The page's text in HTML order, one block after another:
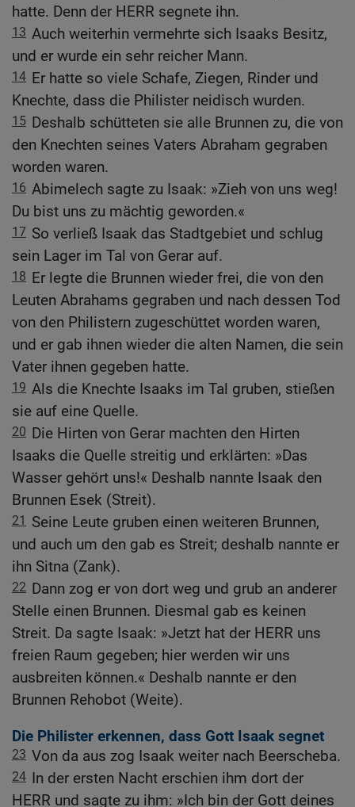
hatte. Denn der HERR segnete ihn.
13 Auch weiterhin vermehrte sich Isaaks Besitz,
und er wurde ein sehr reicher Mann.
14 Er hatte so viele Schafe, Ziegen, Rinder und
Knechte, dass die Philister neidisch wurden.
15 Deshalb schütteten sie alle Brunnen zu, die von
den Knechten seines Vaters Abraham gegraben
worden waren.
16 Abimelech sagte zu Isaak: »Zieh von uns weg!
Du bist uns zu mächtig geworden.«
17 So verließ Isaak das Stadtgebiet und schlug
sein Lager im Tal von Gerar auf.
18 Er legte die Brunnen wieder frei, die von den
Leuten Abrahams gegraben und nach dessen Tod
von den Philistern zugeschüttet worden waren,
und er gab ihnen wieder die alten Namen, die sein
Vater ihnen gegeben hatte.
19 Als die Knechte Isaaks im Tal gruben, stießen
sie auf eine Quelle.
20 Die Hirten von Gerar machten den Hirten
Isaaks die Quelle streitig und erklärten: »Das
Wasser gehört uns!« Deshalb nannte Isaak den
Brunnen Esek (Streit).
21
Seine Leute gruben einen weiteren Brunnen,
und auch um den gab es Streit; deshalb nannte er
ihn Sitna (Zank).
22 Dann zog er von dort weg und grub an anderer
Stelle einen Brunnen. Diesmal gab es keinen
Streit. Da sagte Isaak: »Jetzt hat der HERR uns
freien Raum gegeben; hier werden wir uns
ausbreiten können.« Deshalb nannte er den
Brunnen Rehobot (Weite).
Die Philister erkennen, dass Gott Isaak segnet
23 Von da aus zog Isaak weiter nach Beerscheba.
24 In der ersten Nacht erschien ihm dort der
HERR und sagte zu ihm: »Ich bin der Gott deines